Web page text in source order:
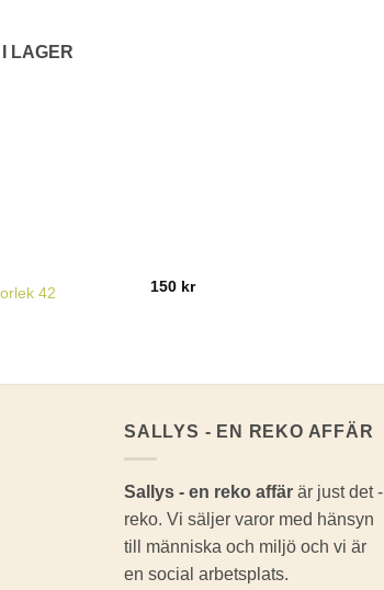
LAGER
42 150 kr
SALLYS - EN REKO AFFÄR
Sallys - en reko affär är just det -
reko. Vi säljer varor med hänsyn
till människa och miljö och vi är
en social arbetsplats.